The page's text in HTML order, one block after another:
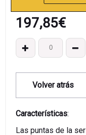
197,85€
Volver atrás
Características:
Las puntas de la